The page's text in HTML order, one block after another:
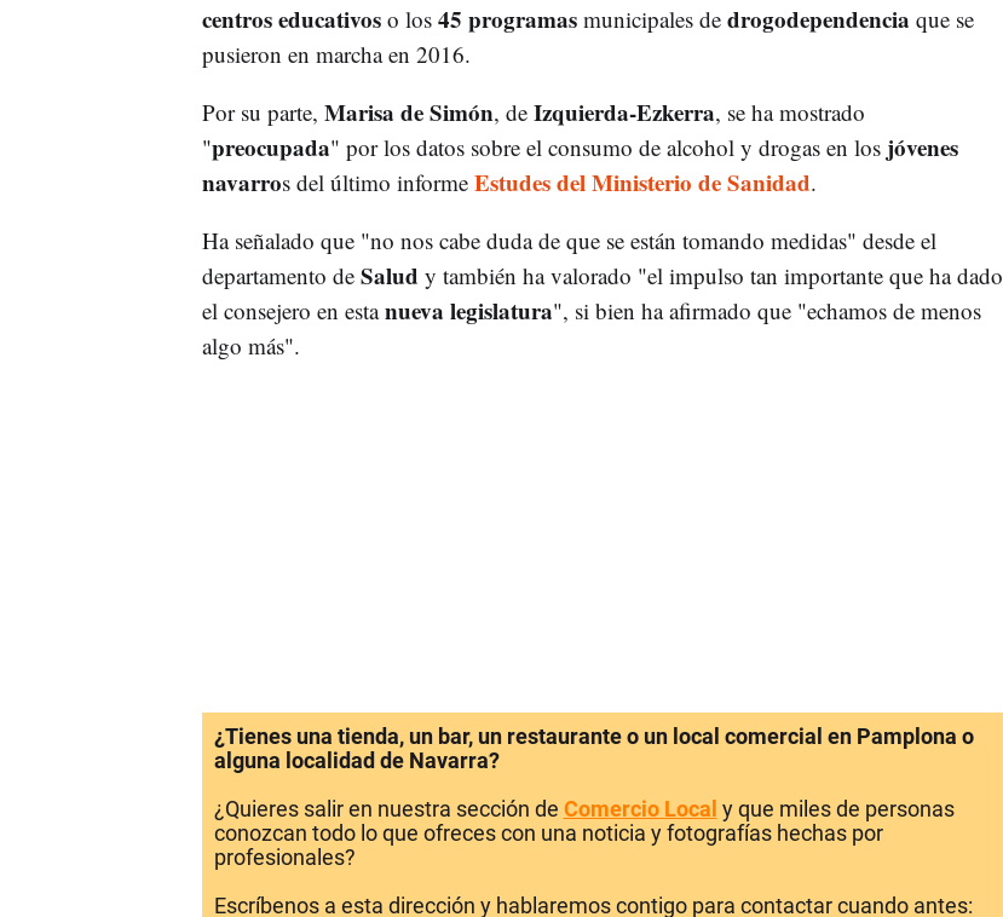
centros educativoso los 45 programasmunicipales de drogodependencia que se
pusieron en marcha en 2016.
Por su parte, Marisa de Simón, de Izquierda-Ezkerra, se ha mostrado
"preocupada" por los datos sobre el consumo de alcohol y drogas en losjóvenes
navarros del último informe Estudes del Ministerio de Sanidad.
Ha señalado que "no nos cabe duda de que se están tomando medidas" desde el
departamento de Salud y también ha valorado "el impulso tan importante que ha dado
el consejero en estanueva legislatura", si bien ha afirmado que "echamos de menos
algo más".
¿Tienes una tienda, un bar, un restaurante o un local comercial en Pamplona o
alguna localidad de Navarra?
¿Quieres salir en nuestra sección de Comercio Local y que miles de personas
conozcan todo lo que ofreces con una noticia y fotografías hechas por
profesionales?
Escríbenos a esta dirección y hablaremos contigo para contactar cuando antes: